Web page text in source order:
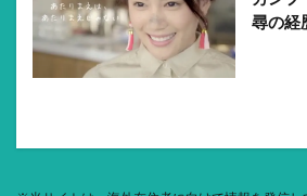
尋の経